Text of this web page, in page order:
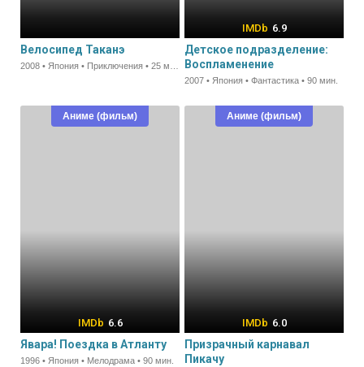
Велосипед Таканэ
6.9
Детское подразделение:
Воспламенение
2007 • Япония • Фантастика • 90 мин.
Аниме (фильм)
6.6
Явара! Поездка в Атланту
1996 • Япония • Мелодрама • 90 мин.
Аниме (фильм)
6.0
Призрачный карнавал
Пикачу